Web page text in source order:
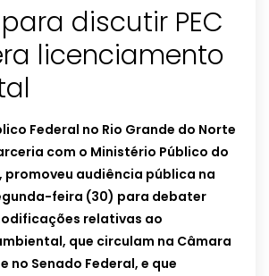
discutir PEC
licenciamento
Federal no Rio Grande do Norte
com o Ministério Público do
promoveu audiência pública na
feira (30) para debater
relativas ao
que circulam na Câmara
no Senado Federal, e que